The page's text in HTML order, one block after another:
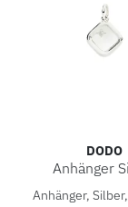
DODO
Anhänger
DoDo
Anhänger,